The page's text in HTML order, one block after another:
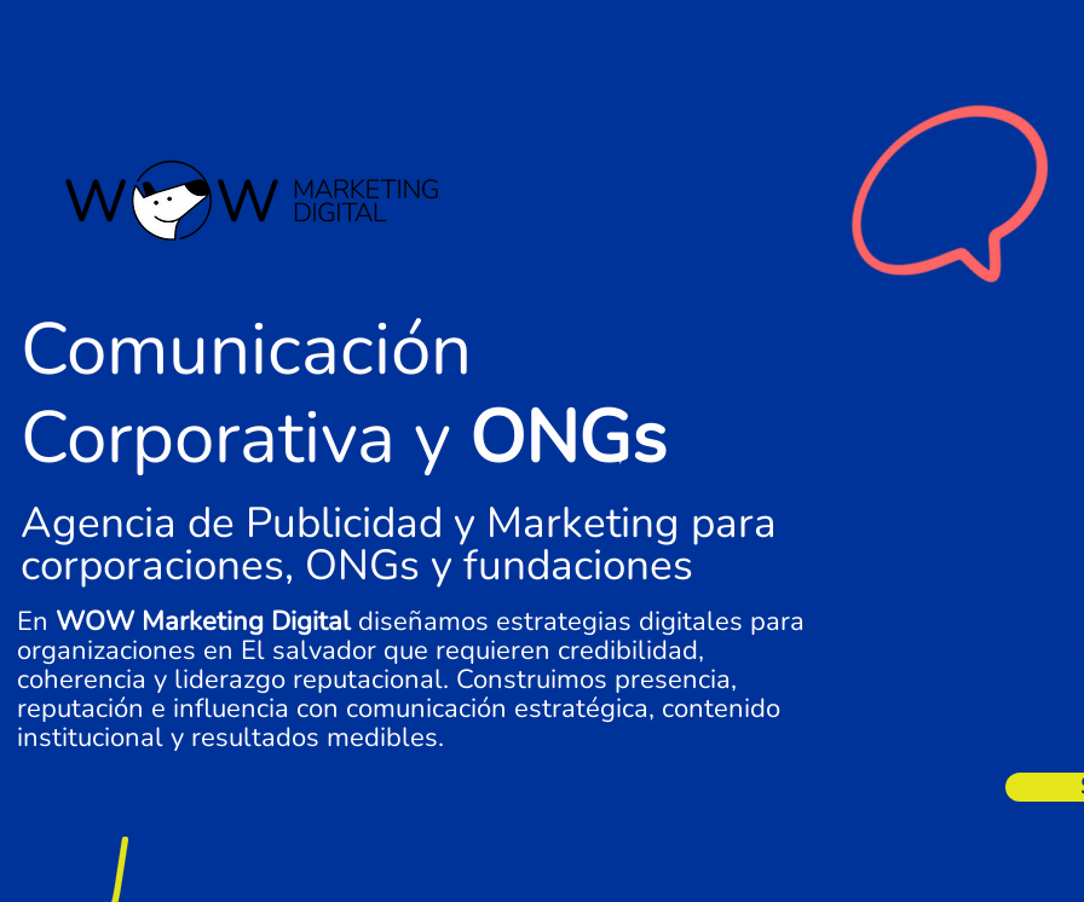
Comunicación
Corporativa y ONGs
Agencia de Publicidad y Marketing para
corporaciones, ONGs y fundaciones
En WOW Marketing Digital diseñamos estrategias digitales para
organizaciones en El salvador que requieren credibilidad,
coherencia y liderazgo reputacional. Construimos presencia,
reputación e influencia con comunicación estratégica, contenido
institucional y resultados medibles.